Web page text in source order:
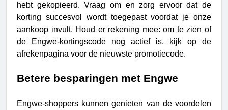
hebt gekopieerd. Vraag om en zorg ervoor dat de
korting succesvol wordt toegepast voordat je onze
aankoop invult. Houd er rekening mee: om te zien of
de Engwe-kortingscode nog actief is, kijk op de
afrekenpagina voor de nieuwste promotiecode.
Betere besparingen met Engwe
Engwe-shoppers kunnen genieten van de voordelen